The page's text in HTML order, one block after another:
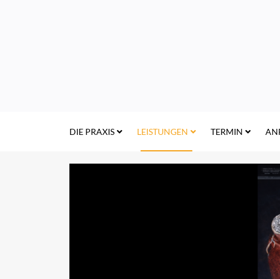
DIE PRAXIS LEISTUNGEN TERMIN